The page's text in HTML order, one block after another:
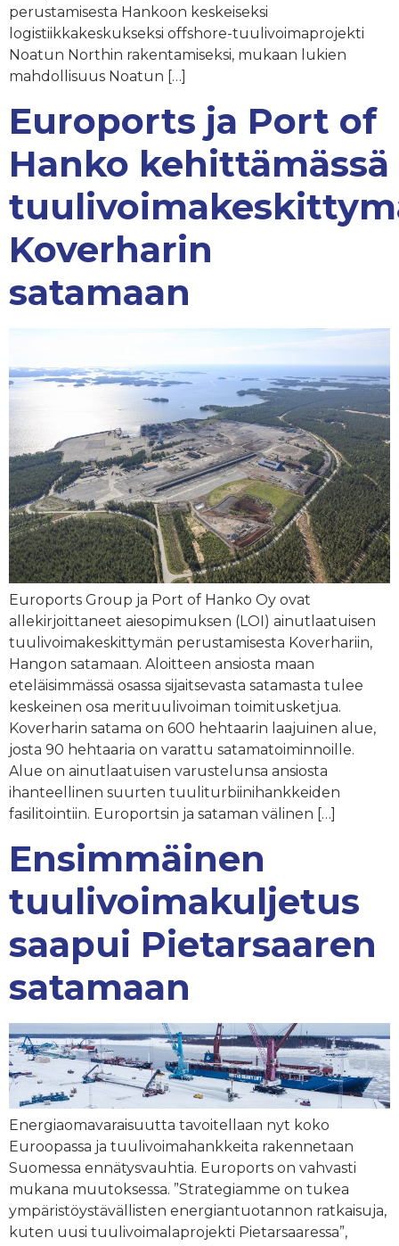
perustamisesta Hankoon keskeiseksi
logistiikkakeskukseksi offshore-tuulivoimaprojekti
Noatun Northin rakentamiseksi, mukaan lukien
mahdollisuus Noatun […]
Euroports ja Port of
Hanko kehittämässä
Koverharin
satamaan
Euroports Group ja Port of Hanko Oy ovat
allekirjoittaneet aiesopimuksen (LOI) ainutlaatuisen
tuulivoimakeskittymän perustamisesta Koverhariin,
Hangon satamaan. Aloitteen ansiosta maan
eteläisimmässä osassa sijaitsevasta satamasta tulee
keskeinen osa merituulivoiman toimitusketjua.
Koverharin satama on 600 hehtaarin laajuinen alue,
josta 90 hehtaaria on varattu satamatoiminnoille.
Alue on ainutlaatuisen varustelunsa ansiosta
ihanteellinen suurten tuuliturbiinihankkeiden
fasilitointiin. Europortsin ja sataman välinen […]
Ensimmäinen
tuulivoimakuljetus
saapui Pietarsaaren
satamaan
Energiaomavaraisuutta tavoitellaan nyt koko
Euroopassa ja tuulivoimahankkeita rakennetaan
Suomessa ennätysvauhtia. Euroports on vahvasti
mukana muutoksessa. ”Strategiamme on tukea
ympäristöystävällisten energiantuotannon ratkaisuja,
kuten uusi tuulivoimalaprojekti Pietarsaaressa”,